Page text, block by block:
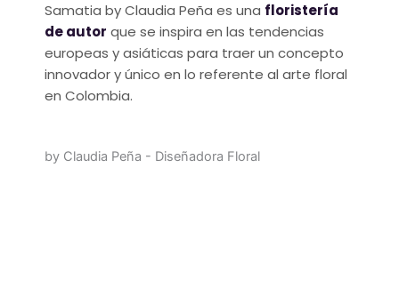
Samatia by Claudia Peña es una floristería
de autor que se inspira en las tendencias
europeas y asiáticas para traer un concepto
innovador y único en lo referente al arte floral
en Colombia.
by Claudia Peña - Diseñadora Floral